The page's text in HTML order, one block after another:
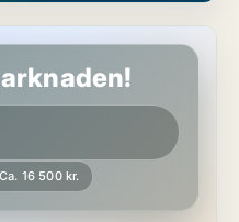
Ca. 16 500 kr.